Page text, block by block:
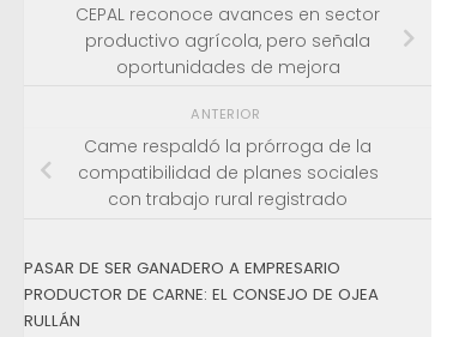
CEPAL reconoce avances en sector
productivo agrícola, pero señala
oportunidades de mejora
ANTERIOR
Came respaldó la prórroga de la
compatibilidad de planes sociales
con trabajo rural registrado
PASAR DE SER GANADERO A EMPRESARIO
PRODUCTOR DE CARNE: EL CONSEJO DE OJEA
RULLÁN